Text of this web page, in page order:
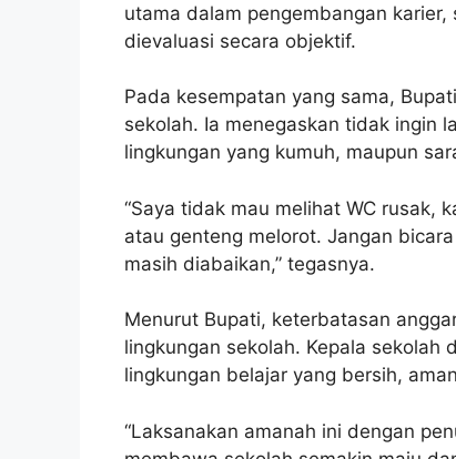
utama dalam pengembangan
dievaluasi secara objektif.
Pada kesempatan yang sama,
sekolah. Ia menegaskan tidak ingin
lingkungan yang kumuh, maupun
“Saya tidak mau melihat WC rusak,
atau genteng melorot. Jangan
masih diabaikan,” tegasnya.
Menurut Bupati, keterbatasan
lingkungan sekolah. Kepala
lingkungan belajar yang bersih,
“Laksanakan amanah ini dengan